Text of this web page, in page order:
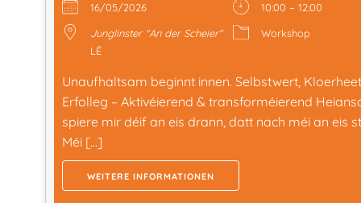
16/05/2026
10:00 – 12:00
Junglinster "An der Scheier"
LË
Workshop
Unaufhaltsam beginnt innen. Selbstwert,
Erfolleg – Aktivéierend & transforméierend
spiere mir déif an eis drann, datt nach méi an eis
Méi […]
WEITERE INFORMATIONEN